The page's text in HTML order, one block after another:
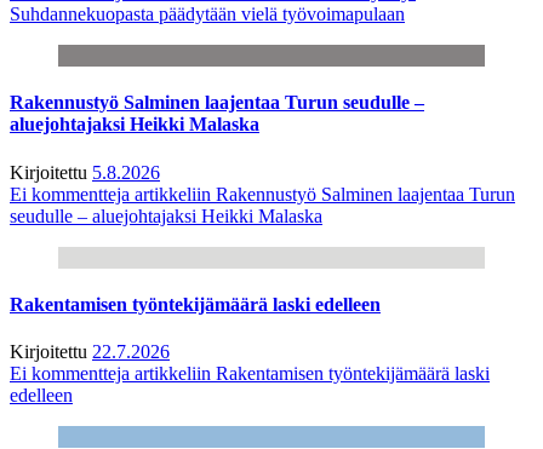
Suhdannekuopasta päädytään vielä työvoimapulaan
Rakennustyö Salminen laajentaa Turun seudulle –
aluejohtajaksi Heikki Malaska
Kirjoitettu 5.8.2026
Ei kommentteja artikkeliin Rakennustyö Salminen laajentaa Turun
seudulle – aluejohtajaksi Heikki Malaska
Rakentamisen työntekijämäärä laski edelleen
Kirjoitettu 22.7.2026
Ei kommentteja artikkeliin Rakentamisen työntekijämäärä laski
edelleen